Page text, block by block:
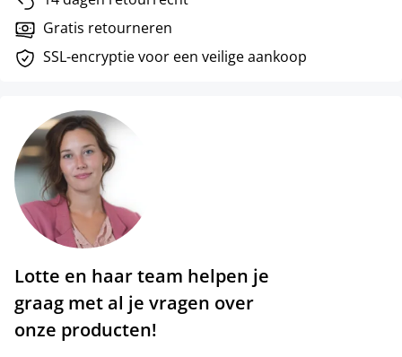
Gratis retourneren
SSL-encryptie voor een veilige aankoop
Lotte en haar team helpen je
graag met al je vragen over
onze producten!